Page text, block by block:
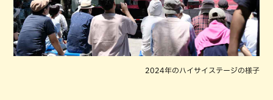
2024年のハイサイステージの様子